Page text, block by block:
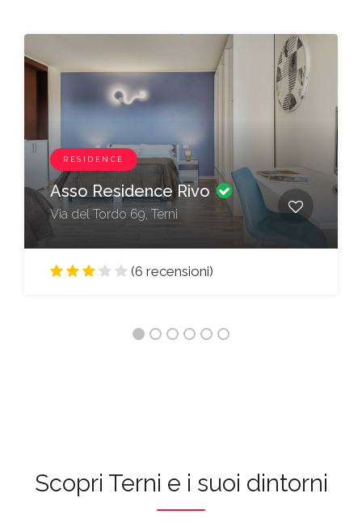
RESIDENCE
Asso Residence Rivo
Via del Tordo 69, Terni
(6 recensioni)
Scopri Terni e i suoi dintorni